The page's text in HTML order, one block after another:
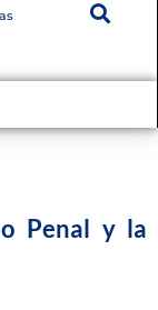
Penal y la